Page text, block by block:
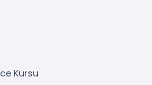
Kursu